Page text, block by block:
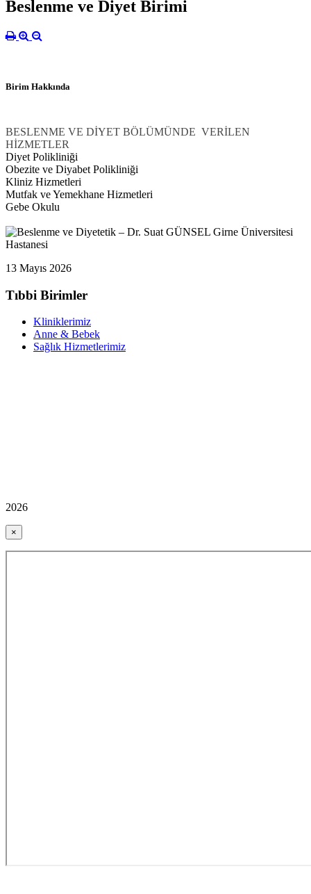
Beslenme ve Diyet Birimi
Birim Hakkında
BESLENME VE DİYET BÖLÜMÜNDE VERİLEN
HİZMETLER
Diyet Polikliniği
Obezite ve Diyabet Polikliniği
Kliniz Hizmetleri
Mutfak ve Yemekhane Hizmetleri
Gebe Okulu
13 Mayıs 2026
Tıbbi Birimler
Kliniklerimiz
Anne & Bebek
Sağlık Hizmetlerimiz
2026
×